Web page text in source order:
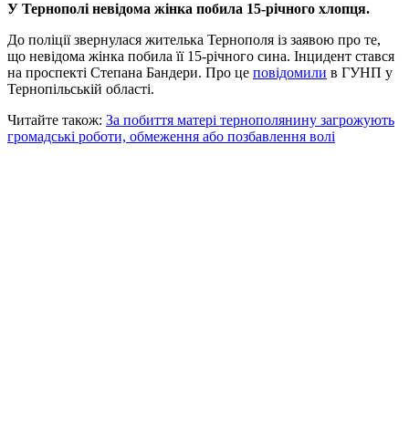
У Тернополі невідома жінка побила 15-річного хлопця.
До поліції звернулася жителька Тернополя із заявою про те,
що невідома жінка побила її 15-річного сина. Інцидент стався
на проспекті Степана Бандери. Про це повідомили в ГУНП у
Тернопільській області.
Читайте також: За побиття матері тернополянину загрожують
громадські роботи, обмеження або позбавлення волі